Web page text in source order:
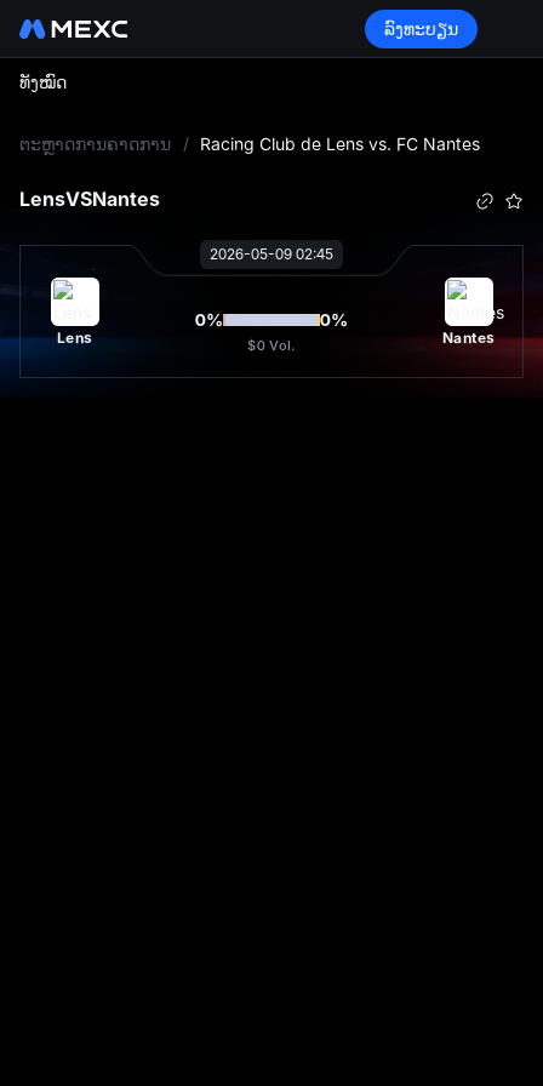
ລົງທະບຽນ
ທັງໝົດ
ຕະຫຼາດການຄາດການ / Racing Club de Lens vs. FC Nantes
LensVSNantes
2026-05-09 02:45
Lens
0% 0%
$0 Vol. Nantes